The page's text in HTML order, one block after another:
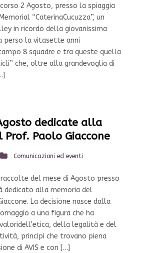
2 Agosto, presso la spiaggia
“CaterinaCucuzza”, un
in ricordo della giovanissima
perso la vitasette anni
8 squadre e tra queste quella
che, oltre alla grandevoglia di
dedicate alla
Paolo Giaccone
Comunicazioni ed eventi
raccolte del mese di Agosto presso
dedicato alla memoria del
La decisione nasce dalla
a una figura che ha
della legalità e del
principi che trovano piena
di AVIS e con […]